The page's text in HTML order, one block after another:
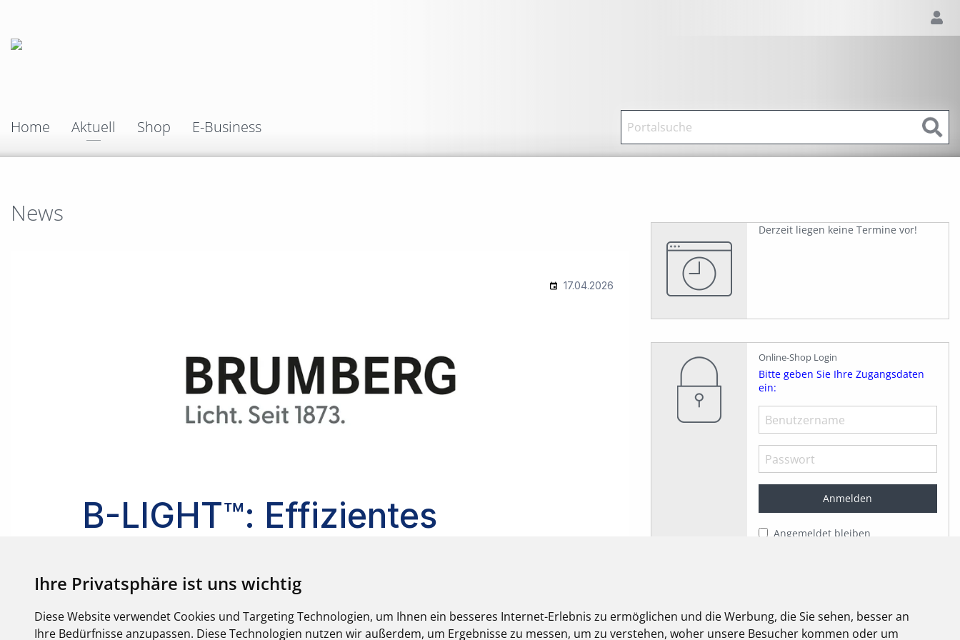
Ihre Privatsphäre ist uns wichtig
Diese Website verwendet Cookies und Targeting Technologien, um Ihnen ein besseres Internet-Erlebnis zu ermöglichen und die Werbung, die Sie sehen, besser an
Ihre Bedürfnisse anzupassen. Diese Technologien nutzen wir außerdem, um Ergebnisse zu messen, um zu verstehen, woher unsere Besucher kommen oder um
Home Aktuell Shop E-Business
News
Derzeit liegen keine Termine vor!
Online-Shop Login
Bitte geben Sie Ihre Zugangsdaten
ein:
Angemeldet bleiben
elektroforum